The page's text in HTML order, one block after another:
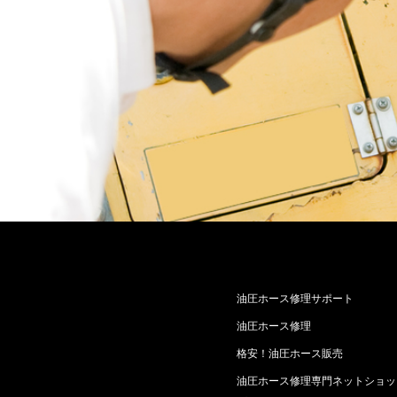
油圧ホース修理サポート
油圧ホース修理
格安！油圧ホース販売
油圧ホース修理専門ネットショッ